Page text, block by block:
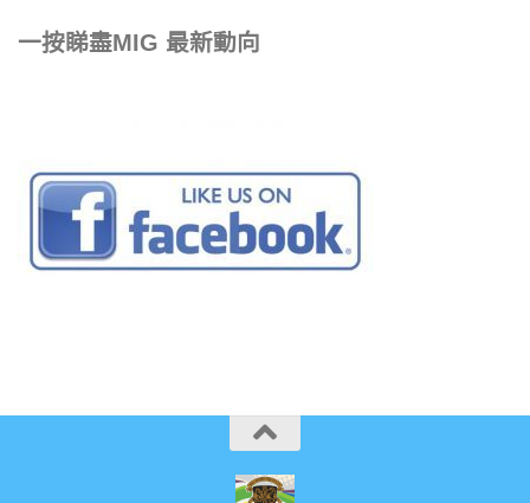
一按睇盡MIG 最新動向